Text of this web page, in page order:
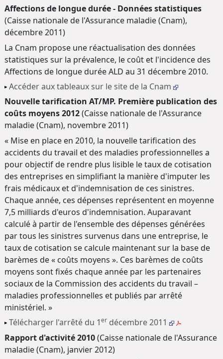
Affections de longue durée - Données statistiques
(Caisse nationale de l'Assurance maladie (Cnam),
décembre 2011)
La Cnam propose une réactualisation des données
statistiques sur la prévalence, le coût et l'incidence des
Affections de longue durée ALD au 31 décembre 2010.
Accéder aux tableaux sur le site de la Cnam
Nouvelle tarification AT/MP. Première publication des
coûts moyens 2012(Caisse nationale de l'Assurance
maladie (Cnam), novembre 2011)
« Mise en place en 2010, la nouvelle tarification des
accidents du travail et des maladies professionnelles a
pour objectif de rendre plus lisible le taux de cotisation
des entreprises en simplifiant la manière d'imputer les
frais médicaux et d'indemnisation de ces sinistres.
Chaque année, ces dépenses représentent en moyenne
7,5 milliards d'euros d'indemnisation. Auparavant
calculé à partir de l'ensemble des dépenses générées
par tous les sinistres survenus dans une entreprise, le
taux de cotisation se calcule maintenant sur la base de
barèmes de « coûts moyens ». Ces barèmes de coûts
moyens sont fixés chaque année par les partenaires
sociaux de la Commission des accidents du travail –
maladies professionnelles et publiés par arrêté
ministériel. »
Télécharger l'arrêté du 1er décembre 2011
Rapport d'activité 2010(Caisse nationale de l'Assurance
maladie (Cnam), janvier 2012)